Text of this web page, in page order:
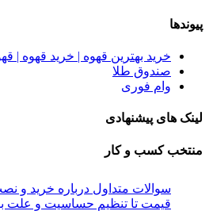
پیوندها
خرید بهترین قهوه | خرید قهوه |
صندوق طلا
وام فوری
لینک های پیشنهادی
منتخب کسب و کار
سوالات متداول درباره خرید و
قیمت تا تنظیم حساسیت و علت